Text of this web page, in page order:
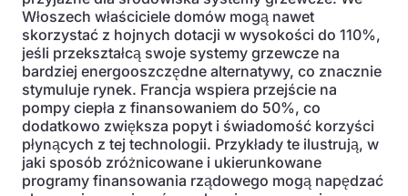
Włoszech właściciele domów mogą nawet
skorzystać z hojnych dotacji w wysokości do 110%,
jeśli przekształcą swoje systemy grzewcze na
bardziej energooszczędne alternatywy, co znacznie
stymuluje rynek. Francja wspiera przejście na
pompy ciepła z finansowaniem do 50%, co
dodatkowo zwiększa popyt i świadomość korzyści
płynących z tej technologii. Przykłady te ilustrują, w
jaki sposób zróżnicowane i ukierunkowane
programy finansowania rządowego mogą napędzać